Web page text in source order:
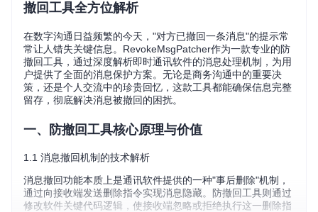
撤回工具全方位解析
在数字沟通日益频繁的今天，"对方已撤回一条消息"的提示常
常让人错失关键信息。RevokeMsgPatcher作为一款专业的防
撤回工具，通过深度解析即时通讯软件的消息处理机制，为用
户提供了全面的消息保护方案。无论是商务沟通中的重要决
策，还是个人交流中的珍贵回忆，这款工具都能确保信息完整
留存，彻底解决消息被撤回的困扰。
一、防撤回工具核心原理与价值
1.1 消息撤回机制的技术解析
消息撤回功能本质上是通讯软件提供的一种"事后删除"机制，
通过向接收端发送删除指令实现消息隐藏。防撤回工具则通过
修改软件关键代码逻辑，使接收端忽略或拒绝执行这一删除指